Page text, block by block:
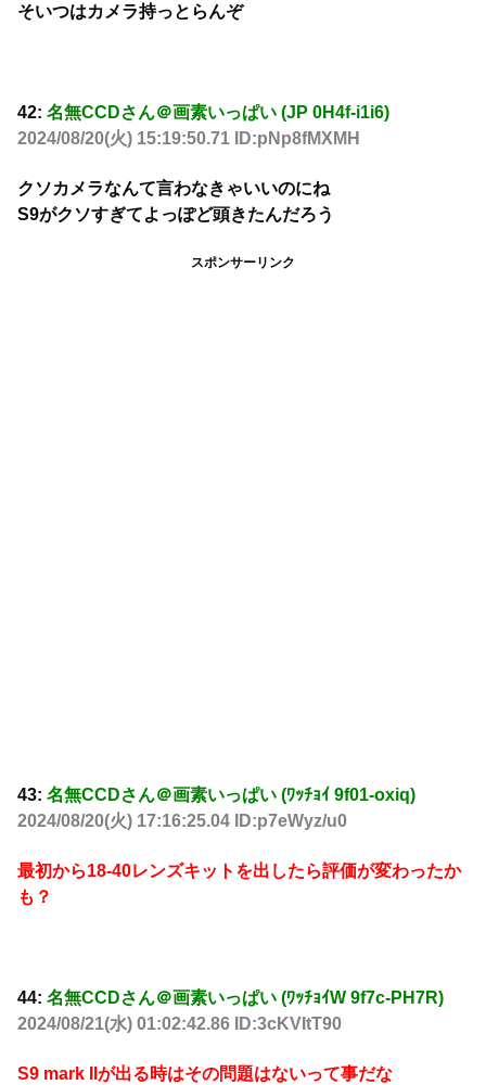
そいつはカメラ持っとらんぞ
42: 名無CCDさん＠画素いっぱい (JP 0H4f-i1i6)
2024/08/20(火) 15:19:50.71 ID:pNp8fMXMH
クソカメラなんて言わなきゃいいのにね
S9がクソすぎてよっぽど頭きたんだろう
スポンサーリンク
43: 名無CCDさん＠画素いっぱい (ﾜｯﾁｮｲ 9f01-oxiq)
2024/08/20(火) 17:16:25.04 ID:p7eWyz/u0
最初から18-40レンズキットを出したら評価が変わったか
も？
44: 名無CCDさん＠画素いっぱい (ﾜｯﾁｮｲW 9f7c-PH7R)
2024/08/21(水) 01:02:42.86 ID:3cKVItT90
S9 mark IIが出る時はその問題はないって事だな